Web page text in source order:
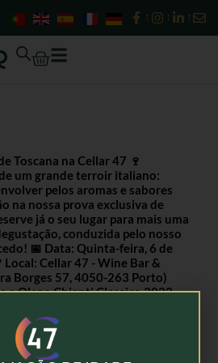
Cart
Toscana na Cellar 47 🍷
um grande terroir italiano:
pelos aromas e sabores
na nossa prova exclusiva de
já o seu lugar para mais uma
conduzida pelo nosso
📅 Data: Quinta-feira, 6 de
Local: Cellar 47 - Wine Bar &
Borges 57, 4050-263 Porto)
e Olena Chianti Classico 2022
2022 Castello Banfi Brunello di
Antinori Villa Antinori
2021 Casanova di Neri Rosso di
10€ (dedutíveis na compra